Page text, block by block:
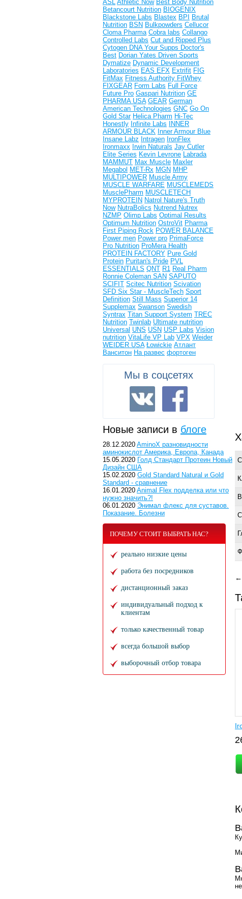
←
ASL Athletic Now Best Body Nutrition
Betancourt Nutrition BIOGENIX
Blackstone Labs Blastex BPI
Brutal
Nutrition BSN Bulkpowders Cellucor
Cloma Pharma Cobra labs Collango
Controlled Labs Cut and Ripped Plus
Cytogen DNA Your Supps Doctor's
Best Dorian Yates Driven Sports
Dymatize Dynamic Development
Laboratories EAS EFX Extrifit FIG
FitMax Fitness Authority FitWhey
FIXGEAR Form Labs Full Force
Future Pro Gaspari Nutrition GE
PHARMA USA GEAR German
American Technologies GNC Go On
Gold Star Helica Pharm Hi-Tec
Honestly Infinite Labs
INNER
ARMOUR BLACK Inner Armour Blue
Insane Labz Intragen IronFlex
Ironmaxx Irwin Naturals Jay Cutler
Elite Series Kevin Levrone Labrada
MAMMUT Max Muscle Maxler
Megabol MET-Rx MGN MHP
MULTIPOWER Muscle Army
MUSCLE WARFARE MUSCLEMEDS
MusclePharm MUSCLETECH
MYPROTEIN Natrol Nature's Truth
Now NutraBolics Nutrend Nutrex
NZMP Olimp Labs Optimal Results
Optimum Nutrition OstroVit Pharma
First Piping Rock POWER BALANCE
Power men Power pro PrimaForce
Pro Nutrition ProMera Health
PROTEIN FACTORY Pure Gold
Protein Puritan's Pride PVL
ESSENTIALS QNT R1 Real Pharm
Ronnie Coleman SAN SAPUTO
SCIFIT Scitec Nutrition Scivation
SFD Six Star - MuscleTech Sport
Definition Still Mass Superior 14
Supplemax Swanson Swedish
Syntrax Titan Support System TREC
Nutrition Twinlab Ultimate nutrition
Universal UNS USN USP Labs Vision
nutrition VitaLife VP Lab VPX Weider
WEIDER USA Łowickie Атлант
Ванситон На развес фортоген
Мы в соцсетях
Новые записи в блоге
28.12.2020 AminoX разновидности
аминокислот Америка, Европа, Канада
15.05.2020 Голд Стандарт Протеин Новый
Дизайн США
15.02.2020 Gold Standard Natural и Gold
Standard - сравнение
16.01.2020 Animal Flex подделка или что
нужно значить?!
06.01.2020 Энимал флекс для суставов.
Показание. Болезни
ПОЧЕМУ СТОИТ ВЫБРАТЬ НАС?
реально низкие цены
работа без посредников
дистанционный заказ
индивидуальный подход к
клиентам
только качественный товар
всегда большой выбор
выборочный отбор товара